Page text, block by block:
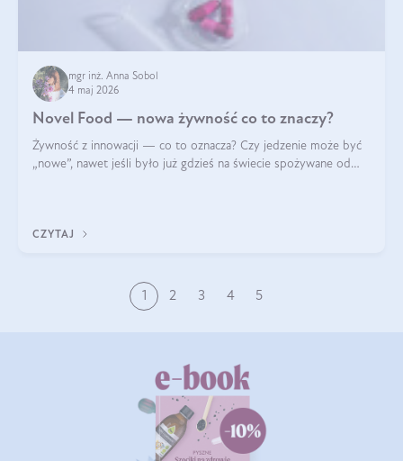
mgr inż. Anna Sobol
4 maj 2026
Novel Food — nowa żywność co to znaczy?
Żywność z innowacji — co to oznacza? Czy jedzenie może być
„nowe”, nawet jeśli było już gdzieś na świecie spożywane od
CZYTAJ
1 2 3 4 5